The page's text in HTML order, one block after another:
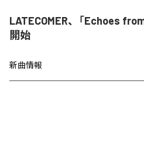
LATECOMER、「Echoes
開始
新曲情報